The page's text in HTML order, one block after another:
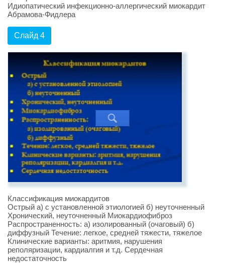
Идиопатический инфекционно-аллергический миокардит
Абрамова-Фидлера
Слайд 4
Классификация миокардитов
Острый а) с установленной этиологией б) неуточненный
Хронический, неуточненный Миокардиофиброз
Распространенность: а) изолированный (очаговый) б)
диффузный Течение: легкое, средней тяжести, тяжелое
Клинические варианты: аритмия, нарушения
реполяризации, кардиалгия и т.д. Сердечная
недостаточность